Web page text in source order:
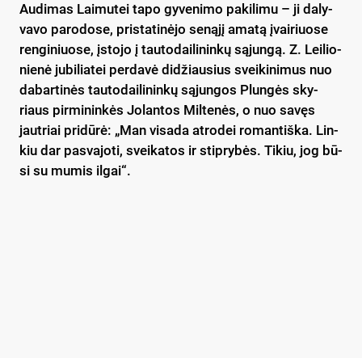
Au­di­mas Lai­mu­tei ta­po gy­ve­ni­mo pa­ki­li­mu – ji da­ly­
va­vo pa­ro­do­se, pri­sta­ti­nė­jo se­ną­jį ama­tą įvai­riuo­se
ren­gi­niuo­se, įsto­jo į tau­to­dai­li­nin­kų są­jun­gą. Z. Lei­lio­
nie­nė ju­bi­lia­tei per­da­vė di­džiau­sius svei­ki­ni­mus nuo
da­bar­ti­nės tau­to­dai­li­nin­kų są­jun­gos Plun­gės sky­
riaus pir­mi­nin­kės Jo­lan­tos Mil­te­nės, o nuo sa­vęs
jaut­riai pri­dū­rė: „Man vi­sa­da at­ro­dei ro­man­tiš­ka. Lin­
kiu dar pa­sva­jo­ti, svei­ka­tos ir stip­ry­bės. Ti­kiu, jog bū­
si su mu­mis il­gai“.